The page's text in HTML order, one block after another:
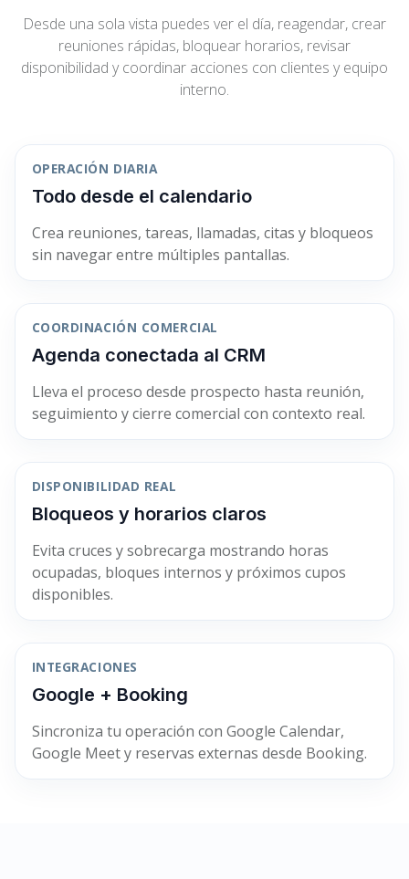
Desde una sola vista puedes ver el día, reagendar, crear
reuniones rápidas, bloquear horarios, revisar
disponibilidad y coordinar acciones con clientes y equipo
interno.
OPERACIÓN DIARIA
Todo desde el calendario
Crea reuniones, tareas, llamadas, citas y bloqueos
sin navegar entre múltiples pantallas.
COORDINACIÓN COMERCIAL
Agenda conectada al CRM
Lleva el proceso desde prospecto hasta reunión,
seguimiento y cierre comercial con contexto real.
DISPONIBILIDAD REAL
Bloqueos y horarios claros
Evita cruces y sobrecarga mostrando horas
ocupadas, bloques internos y próximos cupos
disponibles.
INTEGRACIONES
Google + Booking
Sincroniza tu operación con Google Calendar,
Google Meet y reservas externas desde Booking.